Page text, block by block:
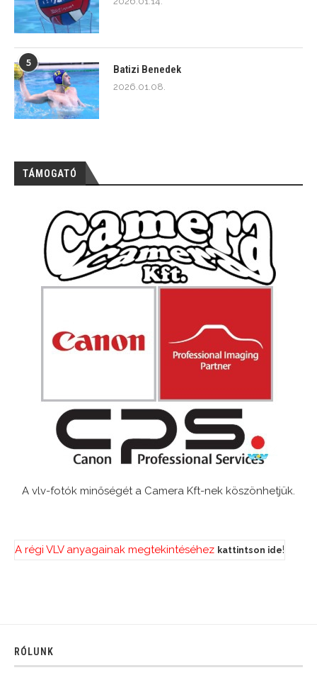
5
Batizi Benedek
2026.01.08.
TÁMOGATÓ
A vlv-fotók minőségét a Camera Kft-nek köszönhetjük.
A régi VLV anyagainak megtekintéséhez kattintson ide!
RÓLUNK